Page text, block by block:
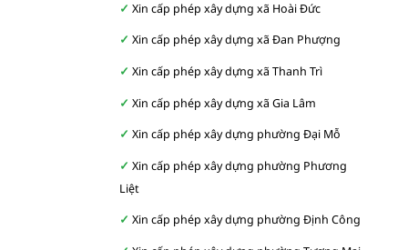
Xin cấp phép xây dựng xã Hoài Đức
Xin cấp phép xây dựng xã Đan Phượng
Xin cấp phép xây dựng xã Thanh Trì
Xin cấp phép xây dựng xã Gia Lâm
Xin cấp phép xây dựng phường Đại Mỗ
Xin cấp phép xây dựng phường Phương
Liệt
Xin cấp phép xây dựng phường Định Công